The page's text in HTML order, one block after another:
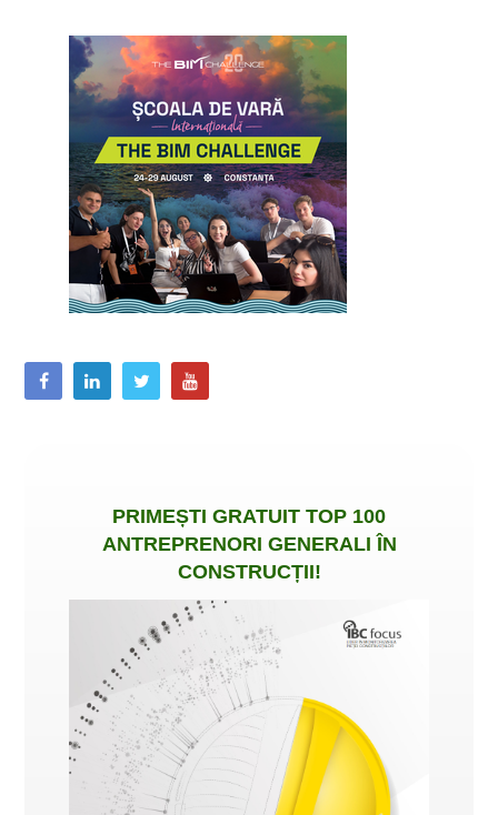
PRIMEȘTI GRATUIT TOP 100
ANTREPRENORI GENERALI ÎN
CONSTRUCȚII!